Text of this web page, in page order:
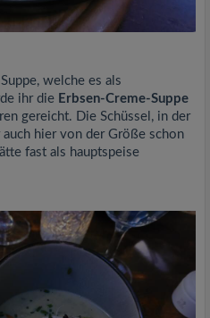
welche es als
ihr die Erbsen-Creme-Suppe
gereicht. Die Schüssel, in der
hier von der Größe schon
fast als hauptspeise